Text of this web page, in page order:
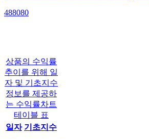
488080
상품의 수익률
추이를 위해 일
자 및 기초지수
정보를 제공하
는 수익률차트
테이블 표
일자 기초지수